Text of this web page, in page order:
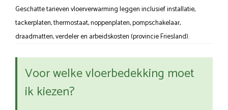
Geschatte tarieven vloerverwarming leggen inclusief installatie,
tackerplaten, thermostaat, noppenplaten, pompschakelaar,
draadmatten, verdeler en arbeidskosten (provincie Friesland).
Voor welke vloerbedekking moet
ik kiezen?